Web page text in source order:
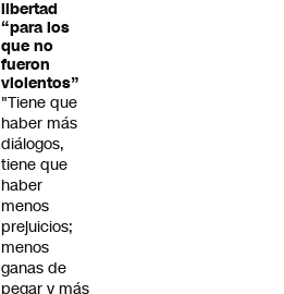
libertad
“para los
que no
fueron
violentos”
"Tiene que
haber más
diálogos,
tiene que
haber
menos
prejuicios;
menos
ganas de
pegar y más